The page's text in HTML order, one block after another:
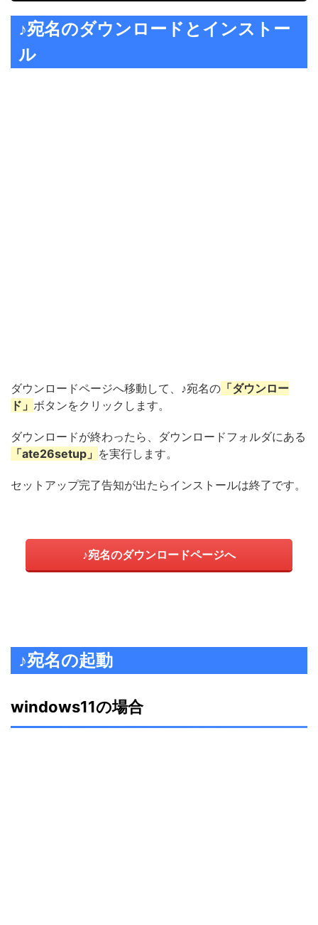
♪宛名のダウンロードとインストー
ル
ダウンロードページへ移動して、♪宛名の 「ダウンロー
ド」 ボタンをクリックします。
ダウンロードが終わったら、ダウンロードフォルダにある
「ate26setup」 を実行します。
セットアップ完了告知が出たらインストールは終了です。
♪宛名のダウンロードページへ
♪宛名の起動
windows11の場合